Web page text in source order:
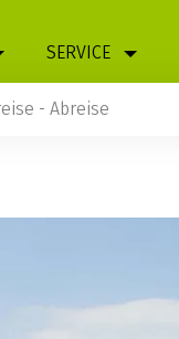
SERVICE
- Abreise